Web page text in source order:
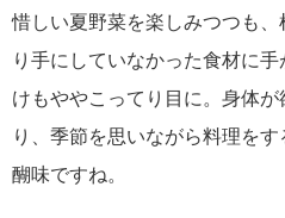
惜しい夏野菜を楽しみつつも、
り手にしていなかった食材に
けもややこってり目に。身体
り、季節を思いながら料理を
醐味ですね。